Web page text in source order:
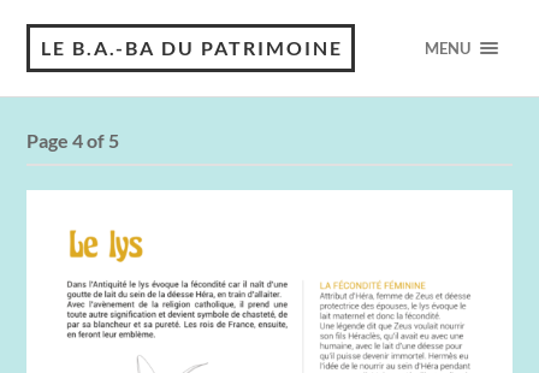
LE B.A.-BA DU PATRIMOINE MENU
Page 4 of 5